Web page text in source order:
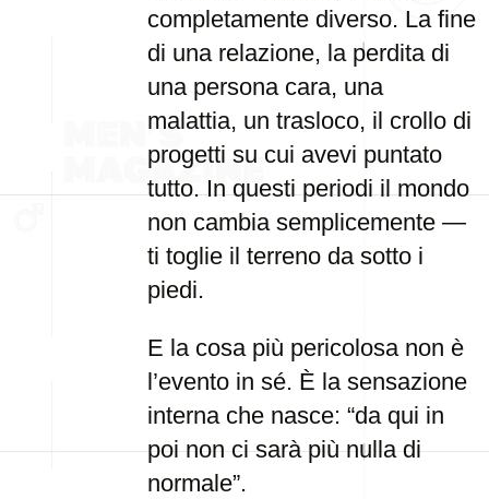
completamente diverso. La fine
di una relazione, la perdita di
una persona cara, una
malattia, un trasloco, il crollo di
progetti su cui avevi puntato
tutto. In questi periodi il mondo
non cambia semplicemente —
ti toglie il terreno da sotto i
piedi.
E la cosa più pericolosa non è
l’evento in sé. È la sensazione
interna che nasce: “da qui in
poi non ci sarà più nulla di
normale”.